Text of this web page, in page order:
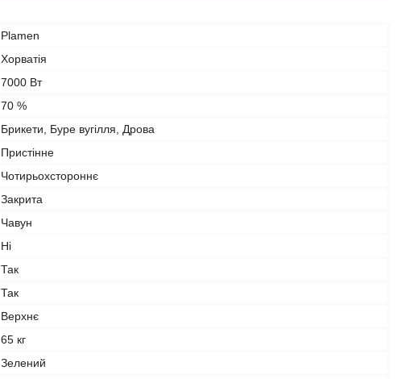
Plamen
Хорватія
7000 Вт
70 %
Брикети, Буре вугілля, Дрова
Пристінне
Чотирьохстороннє
Закрита
Чавун
Ні
Так
Так
Верхнє
65 кг
Зелений